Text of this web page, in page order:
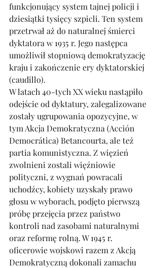
funkcjonujący system tajnej policji i
dziesiątki tysięcy szpicli. Ten system
przetrwał aż do naturalnej śmierci
dyktatora w 1935 r. Jego następca
umożliwił stopniową demokratyzację
kraju i zakończenie ery dyktatorskiej
(caudillo).
W latach 40-tych XX wieku nastąpiło
odejście od dyktatury, zalegalizowane
zostały ugrupowania opozycyjne, w
tym Akcja Demokratyczna (Acción
Democrática) Betancourta, ale też
partia komunistyczna. Z więzień
zwolnieni zostali więźniowie
polityczni, z wygnań powracali
uchodźcy, kobiety uzyskały prawo
głosu w wyborach, podjęto pierwszą
próbę przejęcia przez państwo
kontroli nad zasobami naturalnymi
oraz reformę rolną. W 1945 r.
oficerowie wojskowi razem z Akcją
Demokratyczną dokonali zamachu